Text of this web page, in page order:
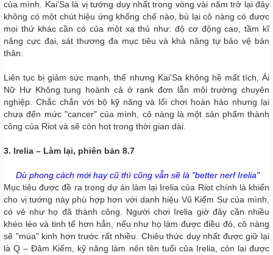
của mình. Kai’Sa là vị tướng duy nhất trong vòng vài năm trở lại đây
không có một chút hiệu ứng khống chế nào, bù lại cô nàng có được
mọi thứ khác cần có của một xạ thủ như: độ cơ động cao, tầm kĩ
năng cực đại, sát thương đa mục tiêu và khả năng tự bảo vệ bản
thân.
Liên tục bị giảm sức mạnh, thế nhưng Kai’Sa không hề mất tích, Ái
Nữ Hư Không tung hoành cả ở rank đơn lẫn môi trường chuyên
nghiệp. Chắc chắn với bộ kỹ năng và lối chơi hoàn hảo nhưng lại
chưa đến mức "cancer" của mình, cô nàng là một sản phẩm thành
công của Riot và sẽ còn hot trong thời gian dài.
3. Irelia – Làm lại, phiên bản 8.7
Dù phong cách mới hay cũ thì cũng vẫn sẽ là "better nerf Irelia"
Mục tiêu được đề ra trong dự án làm lại Irelia của Riot chính là khiến
cho vị tướng này phù hợp hơn với danh hiệu Vũ Kiếm Sư của mình,
có vẻ như họ đã thành công. Người chơi Irelia giờ đây cần nhiều
khéo léo và tinh tế hơn hẳn, nếu như họ làm được điều đó, cô nàng
sẽ "múa" kinh hơn trước rất nhiều. Chiêu thức duy nhất được giữ lại
là Q – Đâm Kiếm, kỹ năng làm nên tên tuổi của Irelia, còn lại được